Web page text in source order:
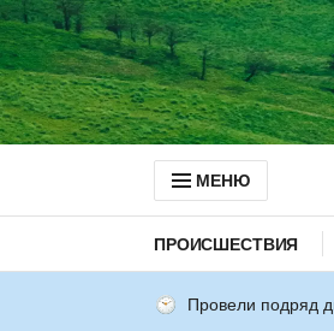
МЕНЮ
ПРОИСШЕСТВИЯ
Провели подряд